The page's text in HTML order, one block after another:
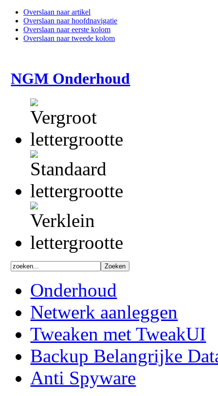
Overslaan naar artikel
Overslaan naar hoofdnavigatie
Overslaan naar eerste kolom
Overslaan naar tweede kolom
NGM Onderhoud
Onderhoud
Netwerk aanleggen
Tweaken met TweakUI
Backup Belangrijke
Anti Spyware